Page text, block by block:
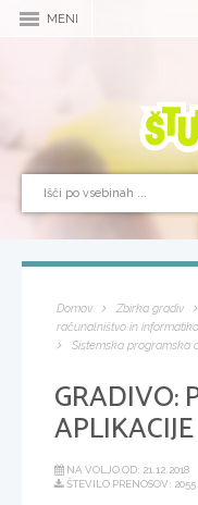
MENI
Domov Zbirka gradiv
računalništvo in informatiko
Sistemska programska
GRADIVO:
APLIKACIJE
NA VOLJO OD: 21.12.2018
ŠTEVILO PRENOSOV: 2055